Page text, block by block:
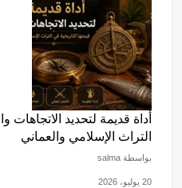
أداة قديمة لتحديد الاتجاهات
التراث الإسلامي والعماني
بواسطة salma
20 يوليو، 2026